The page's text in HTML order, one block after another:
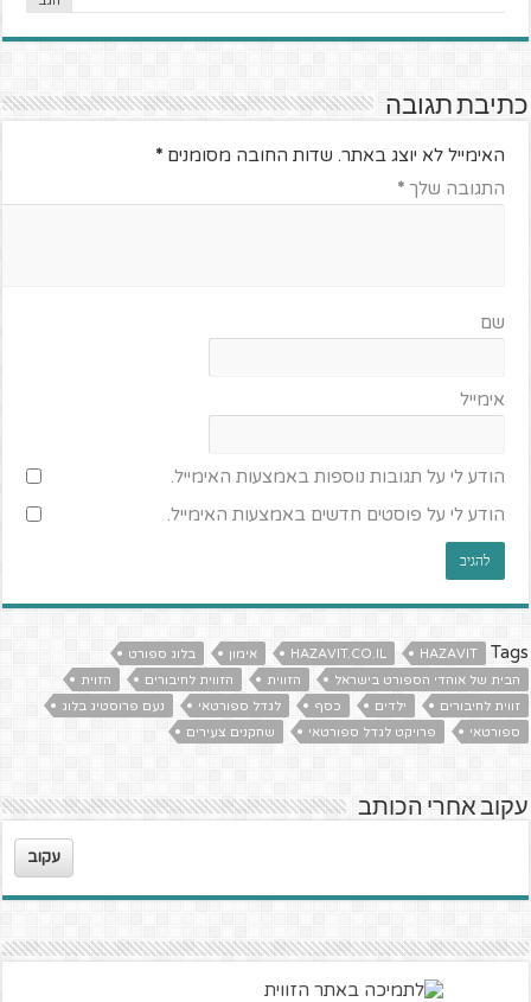
כתיבת תגובה
האימייל לא יוצג באתר. שדות החובה מסומנים*
התגובה שלך*
שם
אימייל
הודע לי על תגובות נוספות באמצעות האימייל.
הודע לי על פוסטים חדשים באמצעות האימייל.
Tags
HAZAVIT
HAZAVIT.CO.IL אימון
בלוג ספורט
הבית של אוהדי הספורט בישראל
הזווית הזווית לחיבורים
הזוית
זווית לחיבורים
ילדים כסף לגדל ספורטאי
נעם פרוסטיג בלוג
ספורטאי
פרויקט לגדל ספורטאי שחקנים צעירים
עקוב אחרי הכותב
עקוב